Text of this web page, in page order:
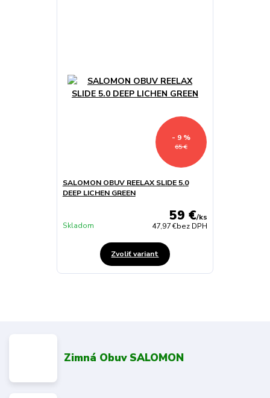
65 €
- 9 %
SALOMON OBUV REELAX SLIDE 5.0
DEEP LICHEN GREEN
59 €/ks
47,97 €bez DPH
Skladom
Zvoliť variant
Zimná Obuv SALOMON